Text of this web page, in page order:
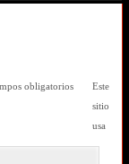
obligatorios
Este
sitio
usa